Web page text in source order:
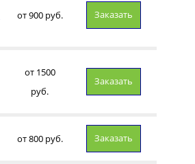
от 900 руб. Заказать
от 1500
руб.
Заказать
от 800 руб. Заказать